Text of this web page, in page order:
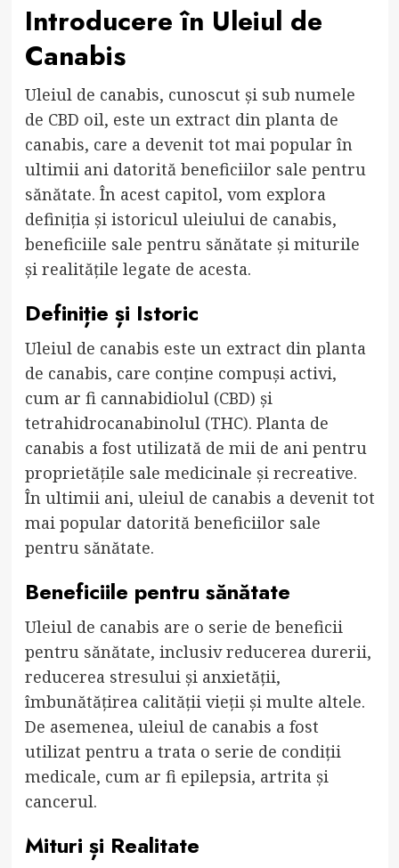
Introducere în Uleiul de
Canabis
Uleiul de canabis, cunoscut și sub numele
de CBD oil, este un extract din planta de
canabis, care a devenit tot mai popular în
ultimii ani datorită beneficiilor sale pentru
sănătate. În acest capitol, vom explora
definiția și istoricul uleiului de canabis,
beneficiile sale pentru sănătate și miturile
și realitățile legate de acesta.
Definiție și Istoric
Uleiul de canabis este un extract din planta
de canabis, care conține compuși activi,
cum ar fi cannabidiolul (CBD) și
tetrahidrocanabinolul (THC). Planta de
canabis a fost utilizată de mii de ani pentru
proprietățile sale medicinale și recreative.
În ultimii ani, uleiul de canabis a devenit tot
mai popular datorită beneficiilor sale
pentru sănătate.
Beneficiile pentru sănătate
Uleiul de canabis are o serie de beneficii
pentru sănătate, inclusiv reducerea durerii,
reducerea stresului și anxietății,
îmbunătățirea calității vieții și multe altele.
De asemenea, uleiul de canabis a fost
utilizat pentru a trata o serie de condiții
medicale, cum ar fi epilepsia, artrita și
cancerul.
Mituri și Realitate